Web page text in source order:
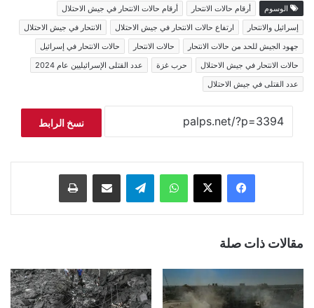
الوسوم أرقام حالات الانتحار
أرقام حالات الانتحار في جيش الاحتلال
إسرائيل والانتحار
ارتفاع حالات الانتحار في جيش الاحتلال
الانتحار في جيش الاحتلال
جهود الجيش للحد من حالات الانتحار
حالات الانتحار
حالات الانتحار في إسرائيل
حالات الانتحار في جيش الاحتلال
حرب غزة
عدد القتلى الإسرائيليين عام 2024
عدد القتلى في جيش الاحتلال
نسخ الرابط
فيسبوك ‫X واتساب تيلقرام مشاركة عبر البريد طباعة
مقالات ذات صلة